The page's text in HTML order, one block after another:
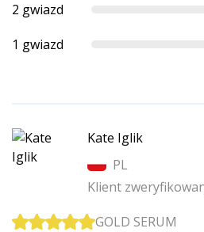
2 gwiazd
1 gwiazd
Kate Iglik
PL
Klient
GOLD SERUM